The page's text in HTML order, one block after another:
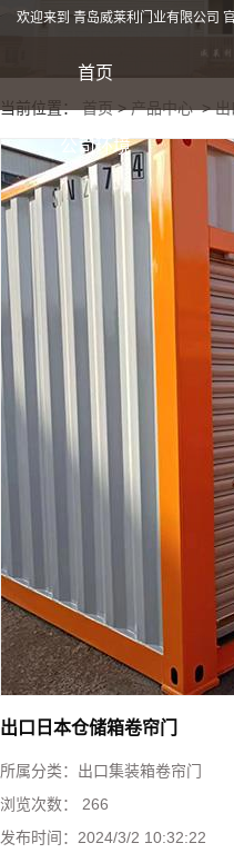
欢迎来到 青岛威莱利门业有限公司 官
首页
公司环境
当前位置：首页>产品中心>出
出口日本仓储箱卷帘门
所属分类： 出口集装箱卷帘门
浏览次数：
266
发布时间： 2024/3/2 10:32:22